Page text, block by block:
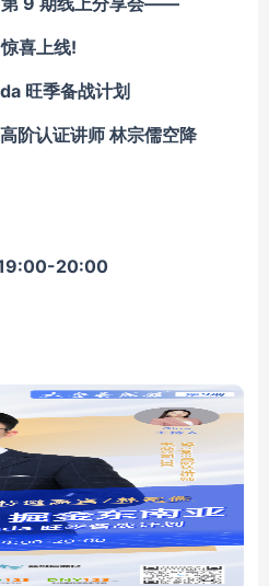
喜上线!
旺季备战计划
阶认证讲师 林宗儒空降
19:00-20:00